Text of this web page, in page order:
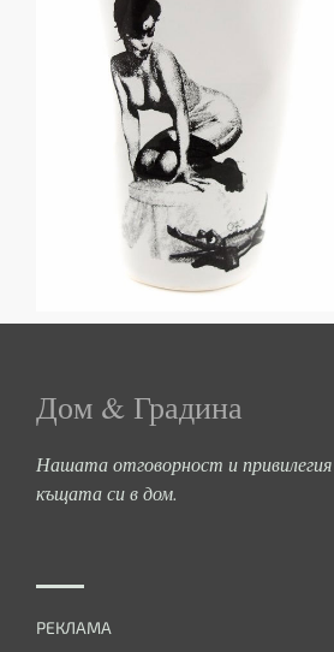
Дом & Градина
Нашата отговорност и привилегия
къщата си в дом.
РЕКЛАМА